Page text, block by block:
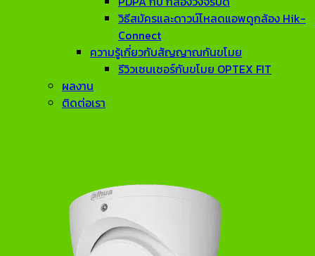
วิธีสมัครและดาวน์โหลดแอพดูกล้อง Hik-
Connect
ความรู้เกี่ยวกับสัญญาณกันขโมย
รีวิวเซนเซอร์กันขโมย OPTEX FIT
ผลงาน
ติดต่อเรา